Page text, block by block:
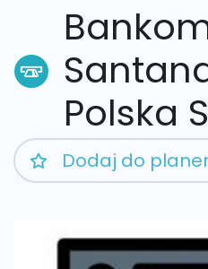
Polska
Dodaj do